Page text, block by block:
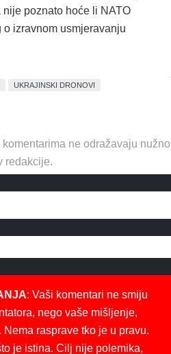
poznato hoće li NATO
izravnom usmjeravanju
UKRAJINSKI DRONOVI
ne odražavaju nužno
redakcije.
: Vaši komentari ne smiju
nego vaše mišljenje,
rasprave tko je u pravu.
je istina. Cilj nije polemika,